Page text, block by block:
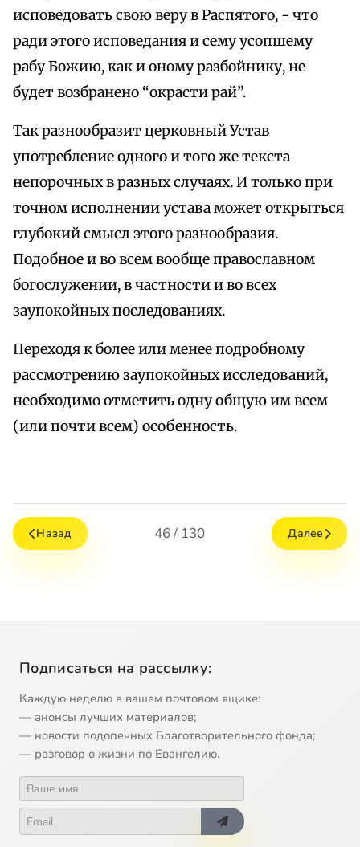
исповедовать свою веру в Распятого, - что
ради этого исповедания и сему усопшему
рабу Божию, как и оному разбойнику, не
будет возбранено “окрасти рай”.
Так разнообразит церковный Устав
употребление одного и того же текста
непорочных в разных случаях. И только при
точном исполнении устава может открыться
глубокий смысл этого разнообразия.
Подобное и во всем вообще православном
богослужении, в частности и во всех
заупокойных последованиях.
Переходя к более или менее подробному
рассмотрению заупокойных исследований,
необходимо отметить одну общую им всем
(или почти всем) особенность.
Назад 46 / 130 Далее
Подписаться на рассылку:
Каждую неделю в вашем почтовом ящике:
— анонсы лучших материалов;
— новости подопечных Благотворительного фонда;
— разговор о жизни по Евангелию.